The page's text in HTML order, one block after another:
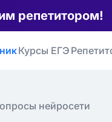
репетитором!
Курсы ЕГЭ
нейросети